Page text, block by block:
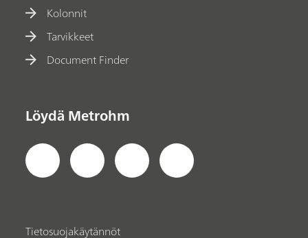
Kolonnit
Tarvikkeet
Document Finder
Löydä Metrohm
Tietosuojakäytännöt